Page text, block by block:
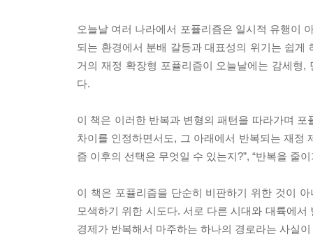
오늘날 여러 나라에서 포퓰리즘은 일시적 유행이
되는 환경에서 분배 갈등과 대표성의 위기는 쉽
거의 재정 확장형 포퓰리즘이 오늘날에는 감세형
다.
이 책은 이러한 반복과 변형의 패턴을 따라가며
차이를 인정하면서도, 그 아래에서 반복되는 재정
즘 이후의 선택은 무엇일 수 있는지?”, “반복을 줄
이 책은 포퓰리즘을 단순히 비판하기 위한 것이
모색하기 위한 시도다. 서로 다른 시대와 대륙에
경제가 반복해서 마주하는 하나의 경로라는 사실